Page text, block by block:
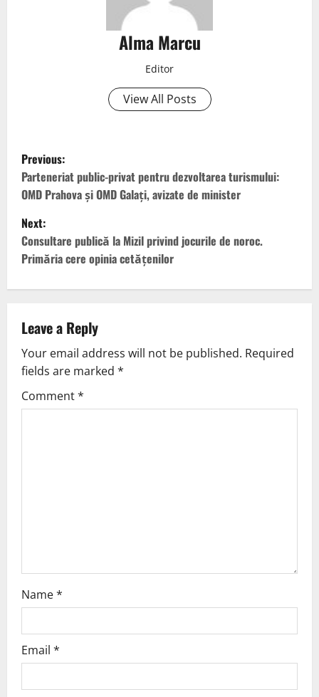
Alma Marcu
Editor
View All Posts
Previous:
Parteneriat public-privat pentru dezvoltarea turismului:
OMD Prahova și OMD Galați, avizate de minister
Next:
Consultare publică la Mizil privind jocurile de noroc.
Primăria cere opinia cetățenilor
Leave a Reply
Your email address will not be published. Required
fields are marked *
Comment*
Name*
Email *